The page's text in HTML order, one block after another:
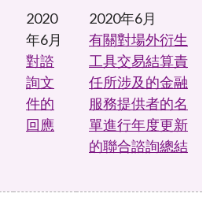
2020
年6月
對諮
詢文
件的
回應
2020年6月
有關對場外衍生
工具交易結算責
任所涉及的金融
服務提供者的名
單進行年度更新
的聯合諮詢總結